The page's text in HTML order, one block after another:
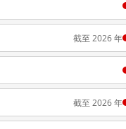
截至 2026 年
截至 2026 年